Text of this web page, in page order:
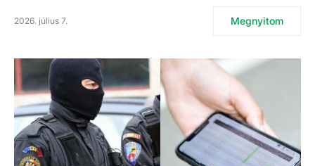
2026. július 7. Megnyitom